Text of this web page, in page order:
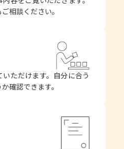
相談ください。
ただけます。自分に合う
確認できます。